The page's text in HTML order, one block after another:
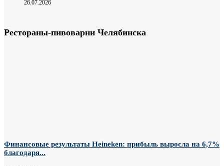
26.07.2026
Рестораны-пивоварни Челябинска
Финансовые результаты Heineken: прибыль выросла на 6,7%
благодаря...